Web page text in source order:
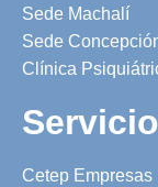
Sede Machalí
Sede
Clínica
Cetep Empresas